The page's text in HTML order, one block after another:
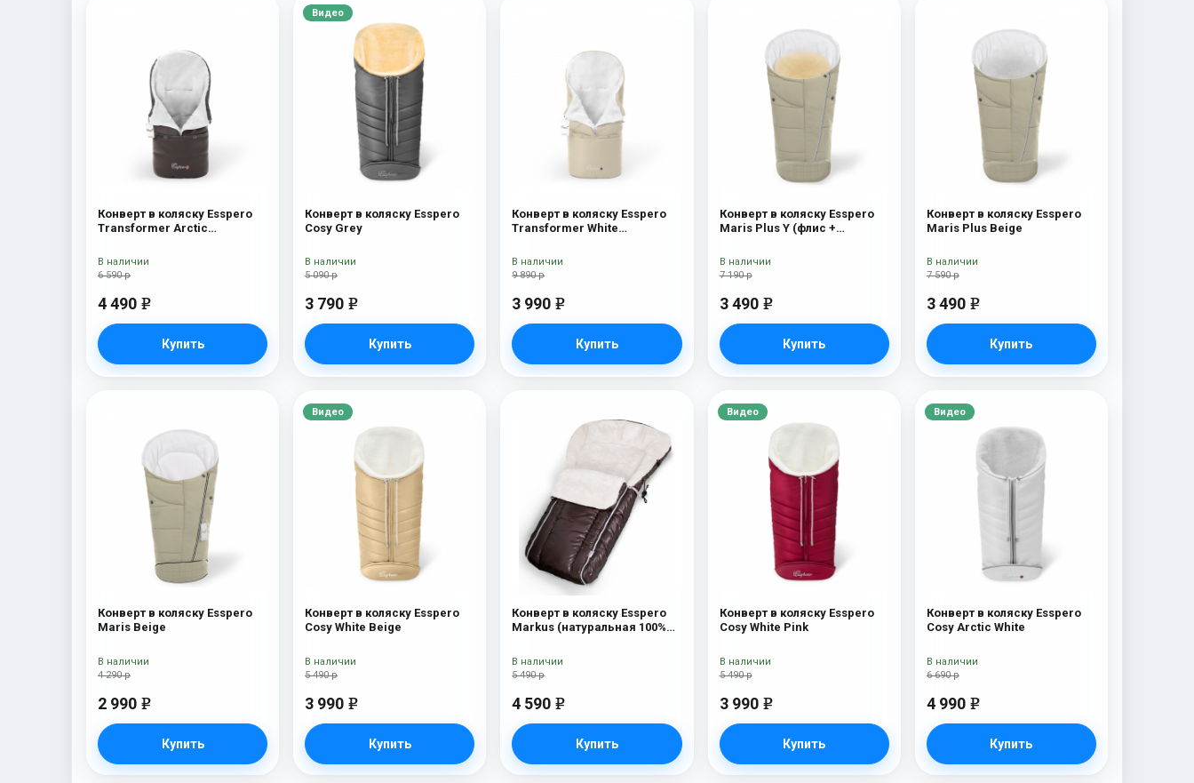
Конверт в коляску Esspero
Transformer Arctic
Chocolat
6 590 р
4 490 e
Купить
В наличии
Видео
Конверт в коляску Esspero
Cosy Grey
5 090 р
3 790 e
Купить
В наличии
Конверт в коляску Esspero
Transformer White
Beige
9 890 р
3 990 e
Купить
В наличии
Конверт в коляску Esspero
Maris Plus Y (флис +
7 190 р
3 490 e
Купить
В наличии
Конверт в коляску Esspero
Maris Plus Beige
7 590 р
3 490 e
Купить
В наличии
Конверт в коляску Esspero
Maris Beige
4 290 р
2 990 e
Купить
В наличии
Видео
Конверт в коляску Esspero
Cosy White Beige
5 490 р
3 990 e
Купить
В наличии
Конверт в коляску Esspero
Markus (натуральная 100%
5 490 р
4 590 e
Купить
В наличии
Видео
Конверт в коляску Esspero
Cosy White Pink
5 490 р
3 990 e
Купить
В наличии
Видео
Конверт в коляску Esspero
Cosy Arctic White
6 690 р
4 990 e
Купить
В наличии